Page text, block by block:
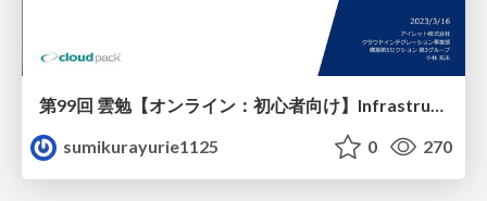
第99回 雲勉【オンライン：初心者向け】Infrastructure as Code (IaC) 入門 〜TerraformとAnsibleを使ってみよう〜
sumikurayurie1125
0 270